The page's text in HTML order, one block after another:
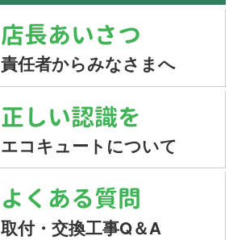
店長あいさつ
責任者からみなさまへ
正しい認識を
エコキュートについて
よくある質問
取付・交換工事Q＆A